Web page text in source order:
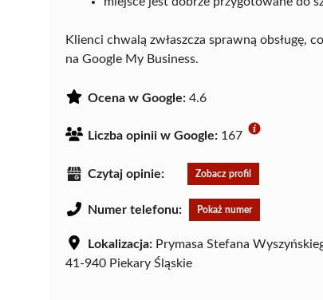
Klienci chwalą zwłaszcza sprawną obsługę,
na Google My Business.
Ocena w Google: 4.6
Liczba opinii w Google: 167
Czytaj opinie: Zobacz profil
Numer telefonu: Pokaż numer
Lokalizacja: Prymasa Stefana
41-940 Piekary Śląskie